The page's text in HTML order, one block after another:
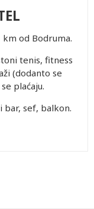
od Bodruma.
tenis, fitness
(dodanto se
plaćaju.
bar, sef, balkon.